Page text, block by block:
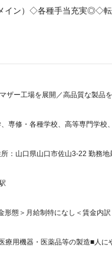
メイン）◇各種手当充実◎◇
ザー工場を展開／高品質な製
専修・各種学校、高等専門学校
：山口県山口市佐山3-22 勤務
態＞月給制特になし＜賃金内
療用機器・医薬品等の製造■人